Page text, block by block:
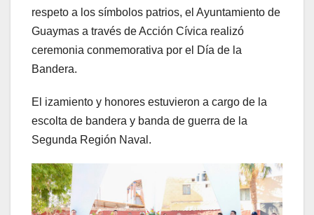
respeto a los símbolos patrios, el Ayuntamiento de
Guaymas a través de Acción Cívica realizó
ceremonia conmemorativa por el Día de la
Bandera.
El izamiento y honores estuvieron a cargo de la
escolta de bandera y banda de guerra de la
Segunda Región Naval.